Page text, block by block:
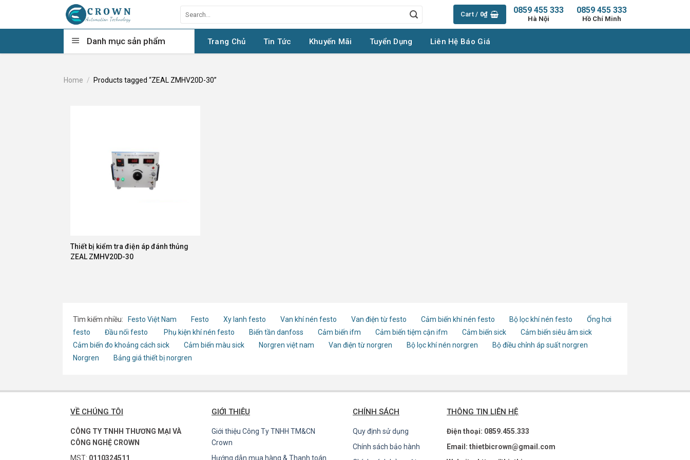
content
for:
Cart / 0₫ 0859 455 333
Hồ Chí Minh
0859 455 333
Hà Nội
Danh mục sản phẩm Trang Chủ Tin Tức Khuyến Mãi Tuyển Dụng Liên Hệ Báo Giá
Home / Products tagged “ZEAL ZMHV20D-30”
Thiết bị kiểm tra điện áp đánh thủng
ZEAL ZMHV20D-30
Tìm kiếm nhiều: Festo Việt Nam Festo Xy lanh festo Van khí nén festo Van điện từ festo Cảm biến khí nén festo Bộ lọc khí nén festo
Ống hơi
festo
Đầu nối festo Phụ kiện khí nén festo Biến tần danfoss Cảm biến ifm Cảm biến tiệm cận ifm Cảm biến sick
Cảm biến siêu âm sick
Cảm biến đo khoảng cách sick
Cảm biến màu sick Norgren việt nam Van điện từ norgren Bộ lọc khí nén norgren
Bộ điều chỉnh áp suất norgren
Norgren
Bảng giá thiết bị norgren
VỀ CHÚNG TÔI
CÔNG TY TNHH THƯƠNG MẠI VÀ
CÔNG NGHỆ CROWN
MST: 0110324511
GIỚI THIỆU
Giới thiệu Công Ty TNHH TM&CN
Crown
Hướng dẫn mua hàng & Thanh toán
CHÍNH SÁCH
Quy định sử dụng
Chính sách bảo hành
THÔNG TIN LIÊN HỆ
Điện thoại: 0859.455.333
Email: thietbicrown@gmail.com